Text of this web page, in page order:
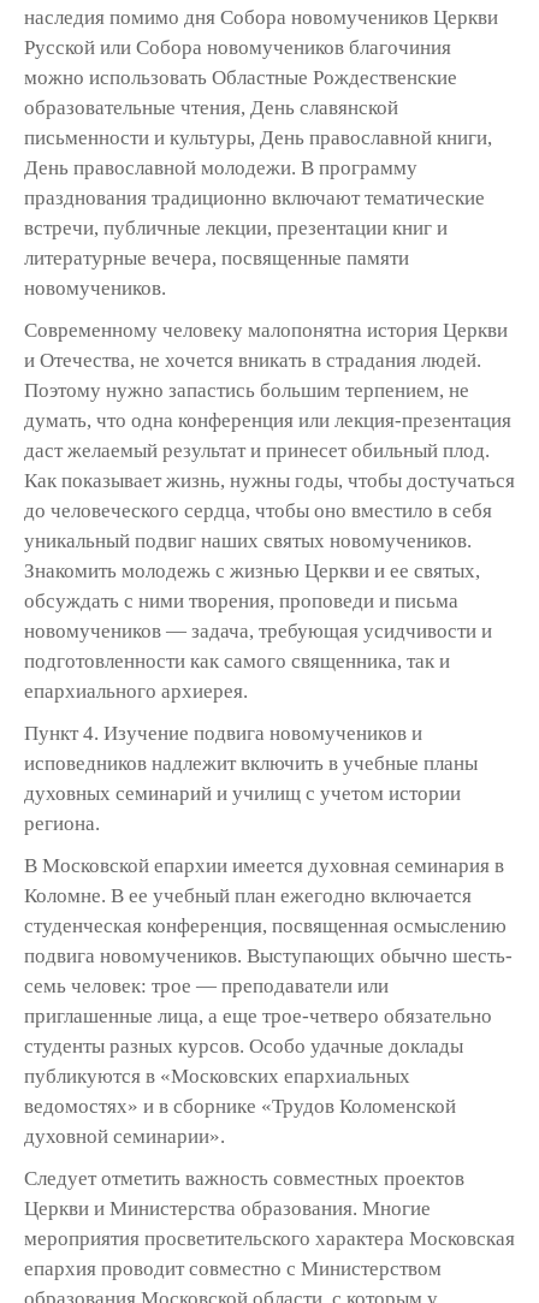
наследия помимо дня Собора новомучеников Церкви
Русской или Собора новомучеников благочиния
можно использовать Областные Рождественские
образовательные чтения, День славянской
письменности и культуры, День православной книги,
День православной молодежи. В программу
празднования традиционно включают тематические
встречи, публичные лекции, презентации книг и
литературные вечера, посвященные памяти
новомучеников.
Современному человеку малопонятна история Церкви
и Отечества, не хочется вникать в страдания людей.
Поэтому нужно запастись большим терпением, не
думать, что одна конференция или лекция-презентация
даст желаемый результат и принесет обильный плод.
Как показывает жизнь, нужны годы, чтобы достучаться
до человеческого сердца, чтобы оно вместило в себя
уникальный подвиг наших святых новомучеников.
Знакомить молодежь с жизнью Церкви и ее святых,
обсуждать с ними творения, проповеди и письма
новомучеников — задача, требующая усидчивости и
подготовленности как самого священника, так и
епархиального архиерея.
Пункт 4. Изучение подвига новомучеников и
исповедников надлежит включить в учебные планы
духовных семинарий и училищ с учетом истории
региона.
В Московской епархии имеется духовная семинария в
Коломне. В ее учебный план ежегодно включается
студенческая конференция, посвященная осмыслению
подвига новомучеников. Выступающих обычно шесть-
семь человек: трое — преподаватели или
приглашенные лица, а еще трое-четверо обязательно
студенты разных курсов. Особо удачные доклады
публикуются в «Московских епархиальных
ведомостях» и в сборнике «Трудов Коломенской
духовной семинарии».
Следует отметить важность совместных проектов
Церкви и Министерства образования. Многие
мероприятия просветительского характера Московская
епархия проводит совместно с Министерством
образования Московской области, с которым у